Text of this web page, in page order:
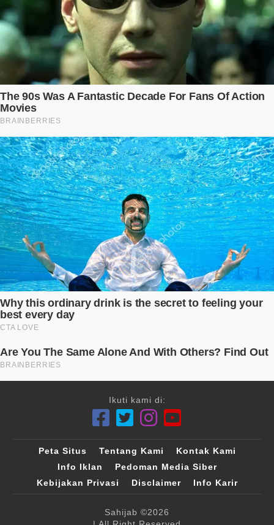
Ikuti kami di:
Peta Situs Tentang Kami
Kontak Kami
Info Iklan
Pedoman Media Siber
Kebijakan Privasi
Disclaimer Info Karir
Sahijab ©2026